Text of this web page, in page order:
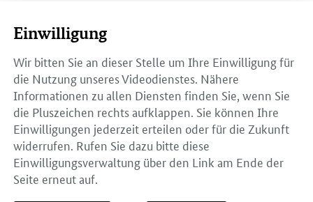
Einwilligung
Wir bitten Sie an dieser Stelle um Ihre Einwilligung für
die Nutzung unseres Videodienstes. Nähere
Informationen zu allen Diensten finden Sie, wenn Sie
die Pluszeichen rechts aufklappen. Sie können Ihre
Einwilligungen jederzeit erteilen oder für die Zukunft
widerrufen. Rufen Sie dazu bitte diese
Einwilligungsverwaltung über den Link am Ende der
Seite erneut auf.